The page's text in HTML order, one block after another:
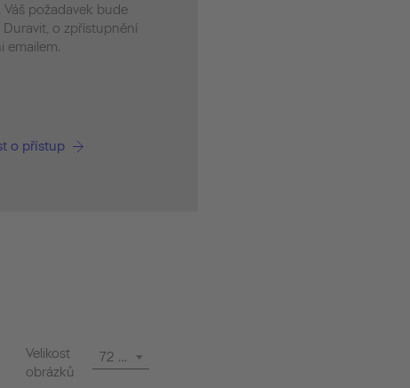
požadavek bude
o zpřístupnění
emailem.
o přístup
Velikost
obrázků
72 dpi